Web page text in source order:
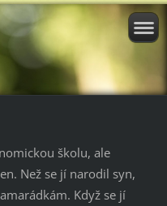
školu, ale
Než se jí narodil syn,
Když se jí